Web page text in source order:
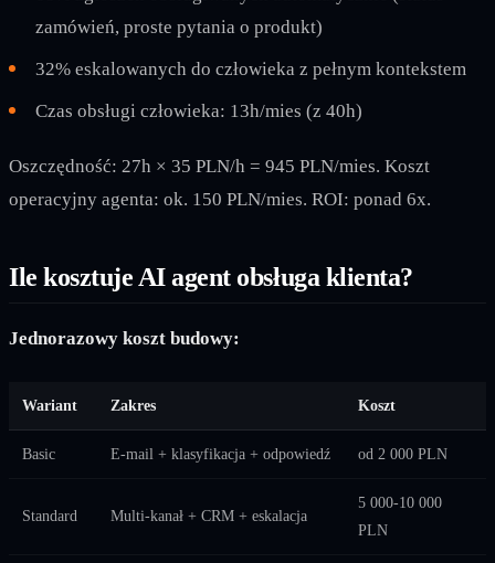
zamówień, proste pytania o produkt)
32% eskalowanych do człowieka z pełnym kontekstem
Czas obsługi człowieka: 13h/mies (z 40h)
Oszczędność: 27h × 35 PLN/h = 945 PLN/mies. Koszt
operacyjny agenta: ok. 150 PLN/mies. ROI: ponad 6x.
Ile kosztuje AI agent obsługa klienta?
Jednorazowy koszt budowy:
Wariant Zakres Koszt
Basic E-mail + klasyfikacja + odpowiedź od 2 000 PLN
Standard Multi-kanał + CRM + eskalacja
5 000-10 000
PLN